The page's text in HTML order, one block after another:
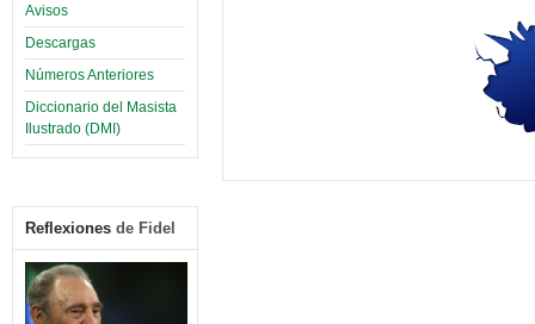
Avisos
Descargas
Números Anteriores
Diccionario del Masista
Ilustrado (DMI)
Reflexiones de Fidel